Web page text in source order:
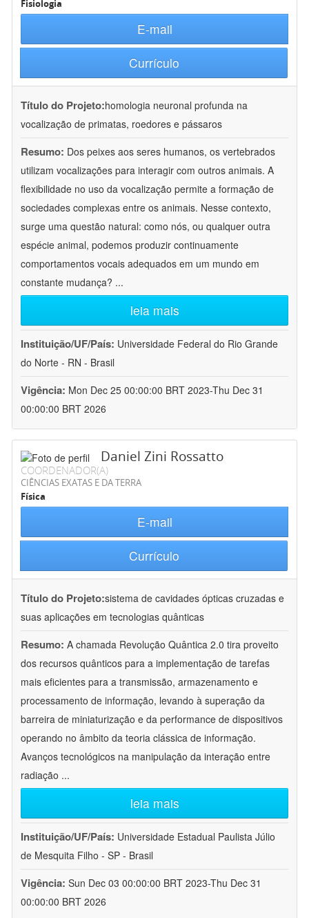
Fisiologia
E-mail
Currículo
Título do Projeto:homologia neuronal profunda na
vocalização de primatas, roedores e pássaros
Resumo: Dos peixes aos seres humanos, os vertebrados
utilizam vocalizações para interagir com outros animais. A
flexibilidade no uso da vocalização permite a formação de
sociedades complexas entre os animais. Nesse contexto,
surge uma questão natural: como nós, ou qualquer outra
espécie animal, podemos produzir continuamente
comportamentos vocais adequados em um mundo em
constante mudança? ...
leia mais
Instituição/UF/País: Universidade Federal do Rio Grande
do Norte - RN - Brasil
Vigência: Mon Dec 25 00:00:00 BRT 2023-Thu Dec 31
00:00:00 BRT 2026
Daniel Zini Rossatto
COORDENADOR(A)
CIÊNCIAS EXATAS E DA TERRA
Física
E-mail
Currículo
Título do Projeto:sistema de cavidades ópticas cruzadas e
suas aplicações em tecnologias quânticas
Resumo: A chamada Revolução Quântica 2.0 tira proveito
dos recursos quânticos para a implementação de tarefas
mais eficientes para a transmissão, armazenamento e
processamento de informação, levando à superação da
barreira de miniaturização e da performance de dispositivos
operando no âmbito da teoria clássica de informação.
Avanços tecnológicos na manipulação da interação entre
radiação ...
leia mais
Instituição/UF/País: Universidade Estadual Paulista Júlio
de Mesquita Filho - SP - Brasil
Vigência: Sun Dec 03 00:00:00 BRT 2023-Thu Dec 31
00:00:00 BRT 2026